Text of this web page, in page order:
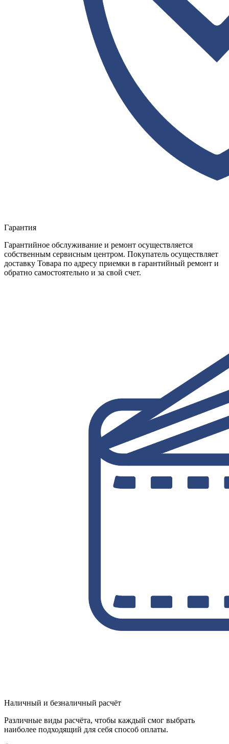
Гарантия
Гарантийное обслуживание и ремонт осуществляется
собственным сервисным центром. Покупатель осуществляет
доставку Товара по адресу приемки в гарантийный ремонт и
обратно самостоятельно и за свой счет.
Наличный и безналичный расчёт
Различные виды расчёта, чтобы каждый смог выбрать
наиболее подходящий для себя способ оплаты.